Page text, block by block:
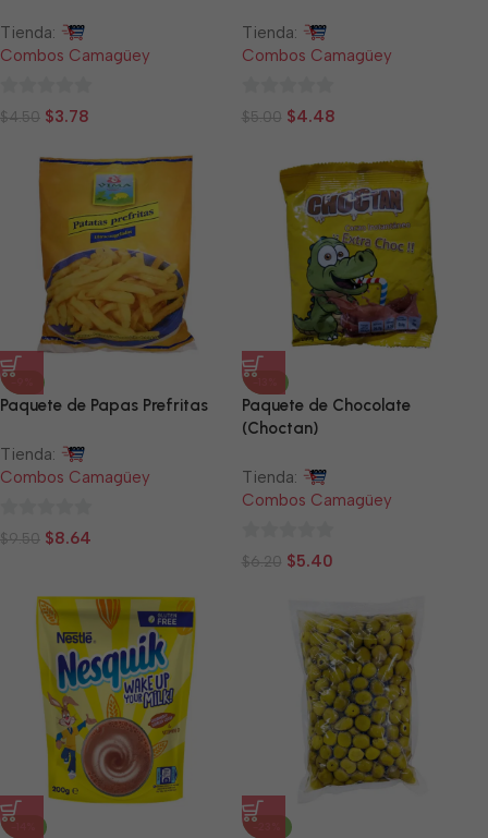
Tienda:
Combos Camagüey
0
$4.50 $3.78
Tienda:
Combos Camagüey
0
$5.00 $4.48
-9%
Paquete de Papas Prefritas
Tienda:
Combos Camagüey
0
$9.50 $8.64
-13%
Paquete de Chocolate
(Choctan)
Tienda:
Combos Camagüey
0
$6.20 $5.40
-14% -23%